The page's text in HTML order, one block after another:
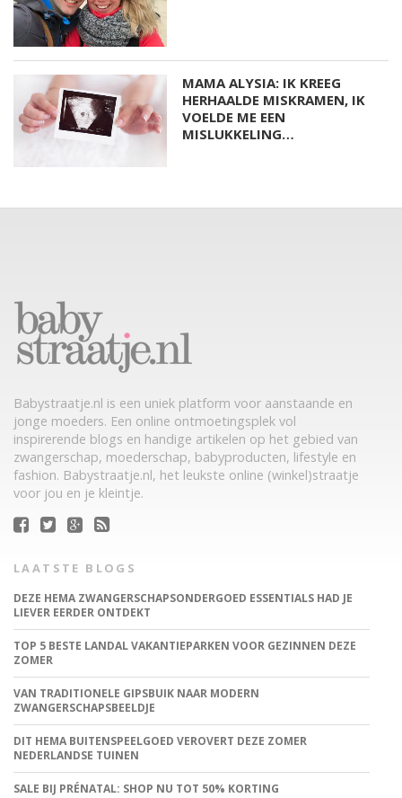
MAMA ALYSIA: IK KREEG
HERHAALDE MISKRAMEN, IK
VOELDE ME EEN
MISLUKKELING…
Babystraatje.nl is een uniek platform voor aanstaande en
jonge moeders. Een online ontmoetingsplek vol
inspirerende blogs en handige artikelen op het gebied van
zwangerschap, moederschap, babyproducten, lifestyle en
fashion. Babystraatje.nl, het leukste online (winkel)straatje
voor jou en je kleintje.
LAATSTE BLOGS
DEZE HEMA ZWANGERSCHAPSONDERGOED ESSENTIALS HAD JE
LIEVER EERDER ONTDEKT
TOP 5 BESTE LANDAL VAKANTIEPARKEN VOOR GEZINNEN DEZE
ZOMER
VAN TRADITIONELE GIPSBUIK NAAR MODERN
ZWANGERSCHAPSBEELDJE
DIT HEMA BUITENSPEELGOED VEROVERT DEZE ZOMER
NEDERLANDSE TUINEN
SALE BIJ PRÉNATAL: SHOP NU TOT 50% KORTING